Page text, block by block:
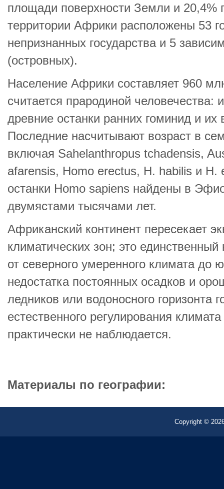
площади поверхности Земли и 20,4%
территории Африки расположены 53
непризнанных государства и 5
(островных).
Население Африки составляет 960
считается прародиной
древние останки ранних гоминид и их
Последние насчитывают возраст в
включая Sahelanthropus tchadensis,
afarensis, Homo erectus, H. habilis и
останки Homo sapiens найдены в
двумястами тысячами лет.
Африканский континент пересекает
климатических зон; это
от северного умеренного климата до
недостатка постоянных осадков и
ледников или водоносного горизонта
естественного регулирования
практически не наблюдается.
Материалы по географии:
Copyright ©